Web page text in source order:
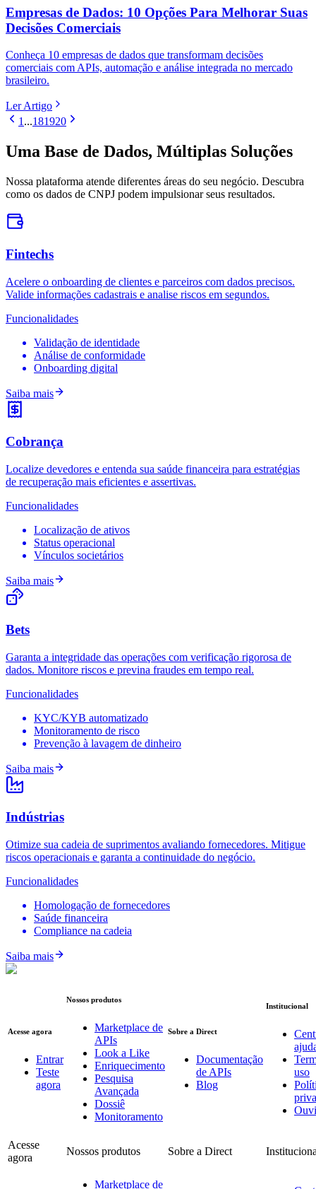
Empresas de Dados: 10 Opções Para Melhorar Suas
Decisões Comerciais
Conheça 10 empresas de dados que transformam decisões
comerciais com APIs, automação e análise integrada no mercado
brasileiro.
Ler Artigo
1...181920
Uma Base de Dados, Múltiplas Soluções
Nossa plataforma atende diferentes áreas do seu negócio. Descubra
como os dados de CNPJ podem impulsionar seus resultados.
Fintechs
Acelere o onboarding de clientes e parceiros com dados precisos.
Valide informações cadastrais e analise riscos em segundos.
Funcionalidades
Validação de identidade
Análise de conformidade
Onboarding digital
Saiba mais
Cobrança
Localize devedores e entenda sua saúde financeira para estratégias
de recuperação mais eficientes e assertivas.
Funcionalidades
Localização de ativos
Status operacional
Vínculos societários
Saiba mais
Bets
Garanta a integridade das operações com verificação rigorosa de
dados. Monitore riscos e previna fraudes em tempo real.
Funcionalidades
KYC/KYB automatizado
Monitoramento de risco
Prevenção à lavagem de dinheiro
Saiba mais
Indústrias
Otimize sua cadeia de suprimentos avaliando fornecedores. Mitigue
riscos operacionais e garanta a continuidade do negócio.
Funcionalidades
Homologação de fornecedores
Saúde financeira
Compliance na cadeia
Saiba mais
Acesse agora
Entrar
Teste
agora
Nossos produtos
Marketplace de
APIs
Look a Like
Enriquecimento
Pesquisa
Avançada
Dossiê
Monitoramento
Sobre a Direct
Documentação
de APIs
Blog
Institucional
uso
Acesse
agora
Nossos produtos Sobre a Direct
Marketplace de